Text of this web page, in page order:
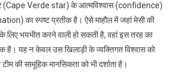
(Cape Verde star) के आत्मविश्वास (confidence)
का स्पष्ट प्रतीक है। ऐसे माहौल में जहां मेसी की
लिए भयभीत करने वाली हो सकती है, वहां इस तरह का
है। यह न केवल उस खिलाड़ी के व्यक्तिगत विश्वास को
की सामूहिक मानसिकता को भी दर्शाता है।